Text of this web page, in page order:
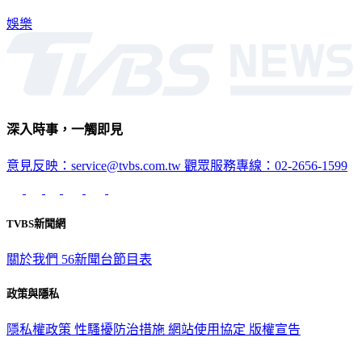
娛樂
深入時事，一觸即見
意見反映：service@tvbs.com.tw 觀眾服務專線：02-2656-1599
TVBS新聞網
關於我們 56新聞台節目表
政策與隱私
隱私權政策 性騷擾防治措施 網站使用協定 版權宣告